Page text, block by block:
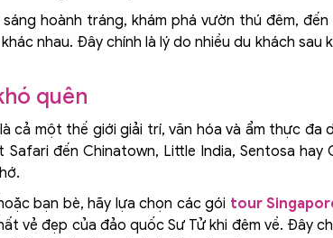
hoành tráng, khám phá vườn thú đêm,
nhau. Đây chính là lý do nhiều du khách sau
quên
cả một thế giới giải trí, văn hóa và ẩm thực đa
đến Chinatown, Little India, Sentosa hay
bạn bè, hãy lựa chọn các gói tour
vẻ đẹp của đảo quốc Sư Tử khi đêm về. Đây